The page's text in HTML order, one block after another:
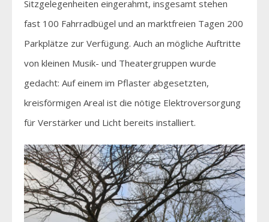
Sitzgelegenheiten eingerahmt, insgesamt stehen
fast 100 Fahrradbügel und an marktfreien Tagen 200
Parkplätze zur Verfügung. Auch an mögliche Auftritte
von kleinen Musik- und Theatergruppen wurde
gedacht: Auf einem im Pflaster abgesetzten,
kreisförmigen Areal ist die nötige Elektroversorgung
für Verstärker und Licht bereits installiert.